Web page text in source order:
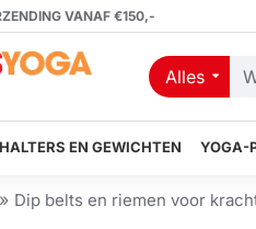
VANAF €150,-
Alles
Welk
zoekt
HALTERS EN GEWICHTEN YOGA-
Dip belts en riemen voor